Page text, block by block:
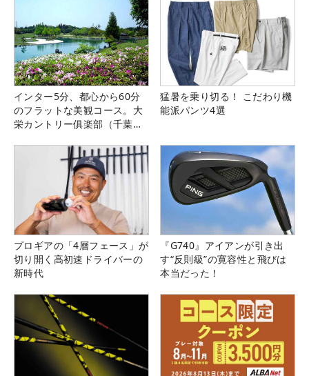
インター5分、都心から60分
のフラットな美観コース。大
栄カントリー俱楽部（千葉
猛暑を乗り切る！ こだわり機
能派パンツ4選
プロギアの「4層フェース」が
切り開く高初速ドライバーの
新時代
『G740』アイアンが引き出
す“反則級”の寛容性と飛びは
本当だった！